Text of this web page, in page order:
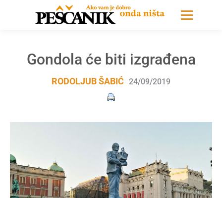
Gondola će biti izgrađena
RODOLJUB ŠABIĆ 24/09/2019